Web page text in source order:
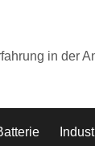
in der